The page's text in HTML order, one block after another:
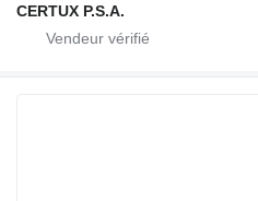
CERTUX P.S.A.